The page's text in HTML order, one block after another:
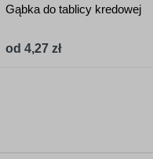
Gąbka do tablicy kredowej
od 4,27 zł